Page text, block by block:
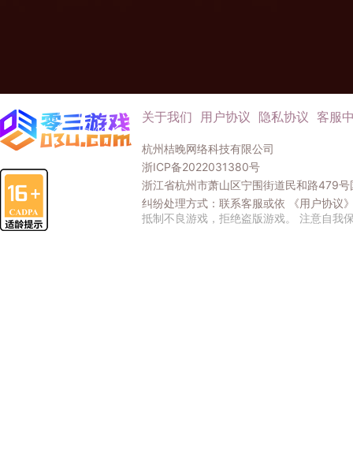
关于我们 用户协议 隐私协议 客服
杭州桔晚网络科技有限公司
浙ICP备2022031380号
浙江省杭州市萧山区宁围街道民和路479
纠纷处理方式：联系客服或依
《用户协议
抵制不良游戏，拒绝盗版游戏。 注意自我